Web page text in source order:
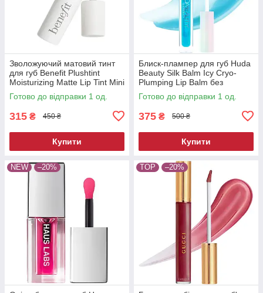
Зволожуючий матовий тинт
для губ Benefit Plushtint
Moisturizing Matte Lip Tint Mini
26 Quilty Pleasure 2 мл
Готово до відправки 1 од.
315 ₴ 450 ₴
Купити
Блиск-плампер для губ Huda
Beauty Silk Balm Icy Cryo-
Plumping Lip Balm без
коробки 3.9 мл
Готово до відправки 1 од.
375 ₴ 500 ₴
Купити
NEW –20% TOP –20%